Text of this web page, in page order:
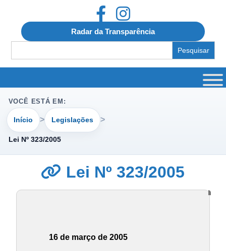
Radar da Transparência
for:
VOCÊ ESTÁ EM:
Início Legislações
Lei Nº 323/2005
Lei Nº 323/2005
16 de março de 2005